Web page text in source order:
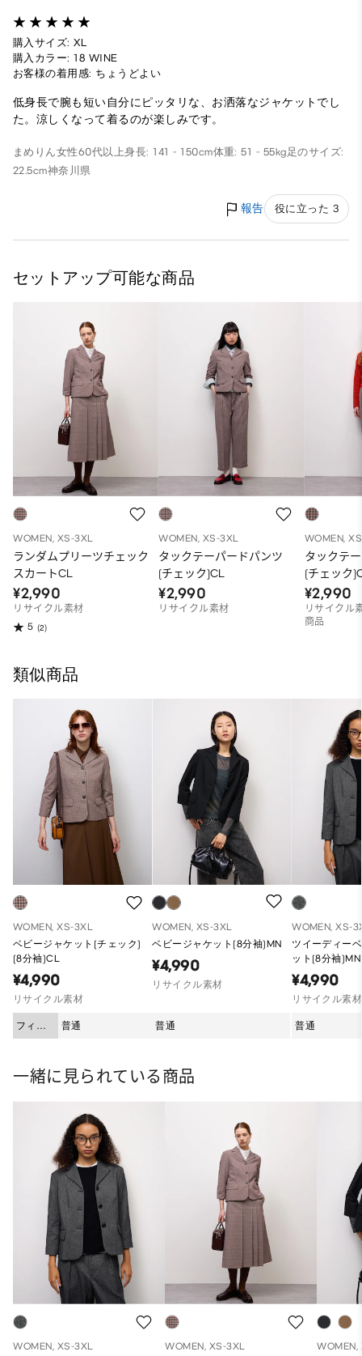
購入サイズ: XL
購入カラー: 18 WINE
お客様の着用感: ちょうどよい
低身長で腕も短い自分にピッタリな、お洒落なジャケットでし
た。涼しくなって着るのが楽しみです。
まめりん女性60代以上身長: 141 - 150cm体重: 51 - 55kg 足のサイズ:
22.5cm神奈川県
報告 役に立った 3
セットアップ可能な商品
WOMEN, XS-3XL
ランダムプリーツチェック
スカートCL
¥2,990
リサイクル素材
5 (2)
WOMEN, XS-3XL
タックテーパードパンツ
(チェック)CL
¥2,990
リサイクル素材
WOMEN,
タックテ
(チェック
¥2,990
リサイクル
商品
類似商品
WOMEN, XS-3XL
ベビージャケット(チェック)
(8分袖)CL
¥4,990
リサイクル素材
フィッ
ト
普通
WOMEN, XS-3XL
ベビージャケット(8分袖)MN
¥4,990
リサイクル素材
普通
WOMEN, XS-
ツイーディー
ット(8分袖)MN
¥4,990
リサイクル素材
普通
一緒に見られている商品
WOMEN, XS-3XL WOMEN, XS-3XL WOMEN,